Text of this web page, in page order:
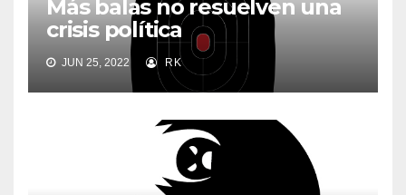
Más balas no resuelven una
crisis política
JUN 25, 2022 RK